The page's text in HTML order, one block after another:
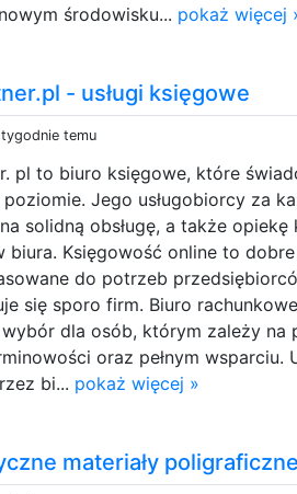
środowisku... pokaż więcej
- usługi księgowe
temu
pl to biuro księgowe, które
Jego usługobiorcy za
solidną obsługę, a także
biura. Księgowość online to
do potrzeb
się sporo firm. Biuro
dla osób, którym zależy na
oraz pełnym wsparciu.
bi... pokaż więcej »
materiały poligraficzne